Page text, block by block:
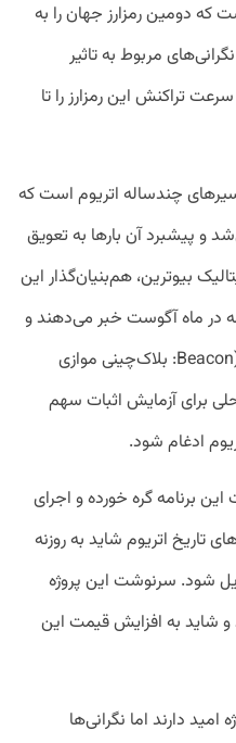
که دومین رمزارز جهان را به
مربوط به تاثیر
تراکنش این رمزارز را تا
چندساله اتریوم است که
نام اتریوم ۲.۰ یاد می‌شد و پیشبرد آن بارها به تعویق
بیوترین، هم‌بنیان‌گذار این
در ماه آگوست خبر می‌دهند و
در این ماه قرار است زنجیره بیکون (Beacon: بلاک‌چینی موازی
برای آزمایش اثبات سهم
ادغام شود.
برنامه گره خورده و اجرای
تاریخ اتریوم شاید به روزنه
شود. سرنوشت این پروژه
و شاید به افزایش قیمت این
دارند اما نگرانی‌ها